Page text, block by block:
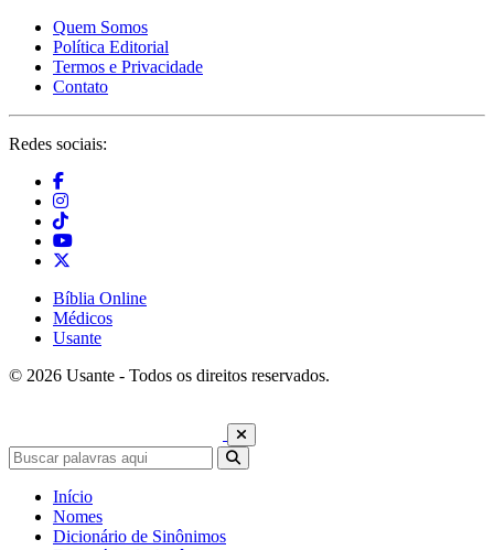
Quem Somos
Política Editorial
Termos e Privacidade
Contato
Redes sociais:
Bíblia Online
Médicos
Usante
© 2026 Usante - Todos os direitos reservados.
Início
Nomes
Dicionário de Sinônimos